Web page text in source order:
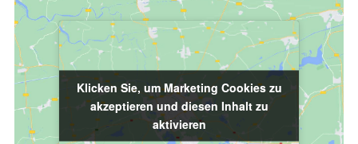
Klicken Sie, um Marketing Cookies zu
akzeptieren und diesen Inhalt zu
aktivieren
Klicken Sie, um Marketing Cookies zu
akzeptieren und diesen Inhalt zu
aktivieren